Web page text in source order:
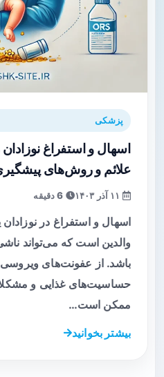
پزشکی
اسهال و استفراغ
علائم و روش‌های
اسهال و استفراغ در
والدین است که می‌تواند
باشد. از عفونت‌های ویروسی
حساسیت‌های غذایی و
ممکن است…
بیشتر بخوانید